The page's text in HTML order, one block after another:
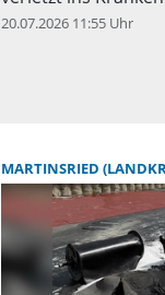
20.07.2026 11:55 Uhr
MARTINSRIED